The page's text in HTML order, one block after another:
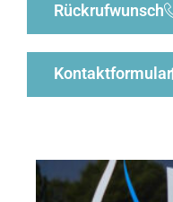
Rückrufwunsch
Kontaktformular